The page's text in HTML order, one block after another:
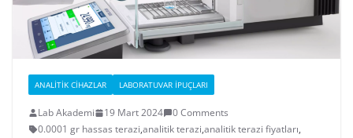
ANALITIK CIHAZLAR LABORATUVAR İPUÇLARI
Lab Akademi 19 Mart 2024
0 Comments
0.0001 gr hassas terazi,analitik terazi,analitik terazi fiyatları,